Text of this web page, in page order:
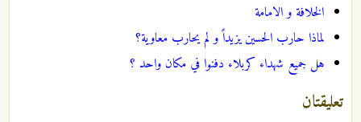
الخلافة و الامامة
لماذا حارب الحسين يزيداً و لم يحارب معاوية؟
هل جميع شهداء كربلاء دفنوا في مكان واحد ؟
تعليقتان